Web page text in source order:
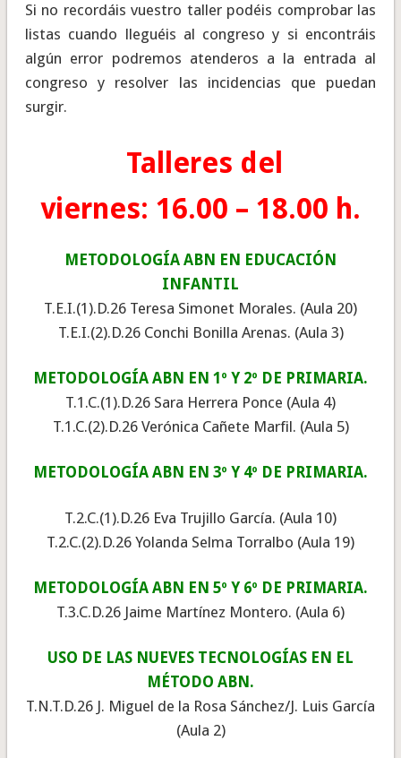
Si no recordáis vuestro taller podéis comprobar las
listas cuando lleguéis al congreso y si encontráis
algún error podremos atenderos a la entrada al
congreso y resolver las incidencias que puedan
surgir.
Talleres del
viernes: 16.00 – 18.00 h.
METODOLOGÍA ABN EN EDUCACIÓN
INFANTIL
T.E.I.(1).D.26 Teresa Simonet Morales. (Aula 20)
T.E.I.(2).D.26 Conchi Bonilla Arenas. (Aula 3)
METODOLOGÍA ABN EN 1º Y 2º DE PRIMARIA.
T.1.C.(1).D.26 Sara Herrera Ponce (Aula 4)
T.1.C.(2).D.26 Verónica Cañete Marfil. (Aula 5)
METODOLOGÍA ABN EN 3º Y 4º DE PRIMARIA.
T.2.C.(1).D.26 Eva Trujillo García. (Aula 10)
T.2.C.(2).D.26 Yolanda Selma Torralbo (Aula 19)
METODOLOGÍA ABN EN 5º Y 6º DE PRIMARIA.
T.3.C.D.26 Jaime Martínez Montero. (Aula 6)
USO DE LAS NUEVES TECNOLOGÍAS EN EL
MÉTODO ABN.
T.N.T.D.26 J. Miguel de la Rosa Sánchez/J. Luis García
(Aula 2)